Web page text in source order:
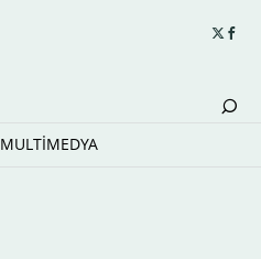
MULTİMEDYA